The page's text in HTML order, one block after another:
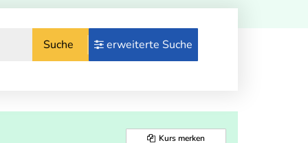
Suche erweiterte Suche
Kurs merken